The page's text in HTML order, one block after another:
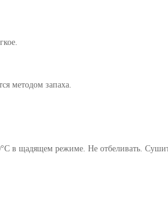
запаха.
в щадящем режиме. Не отбеливать.